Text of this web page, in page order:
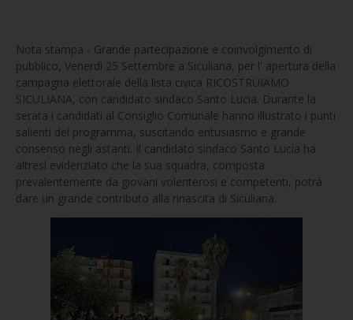
Nota stampa - Grande partecipazione e coinvolgimento di
pubblico, Venerdì 25 Settembre a Siculiana, per l' apertura della
campagna elettorale della lista civica RICOSTRUIAMO
SICULIANA, con candidato sindaco Santo Lucia. Durante la
serata i candidati al Consiglio Comunale hanno illustrato i punti
salienti del programma, suscitando entusiasmo e grande
consenso negli astanti. Il candidato sindaco Santo Lucia ha
altresì evidenziato che la sua squadra, composta
prevalentemente da giovani volenterosi e competenti, potrá
dare un grande contributo alla rinascita di Siculiana.